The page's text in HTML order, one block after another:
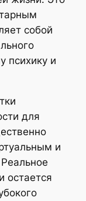
собой
психику и
для
и